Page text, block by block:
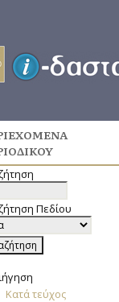
Πεδίου
Κατά τεύχος